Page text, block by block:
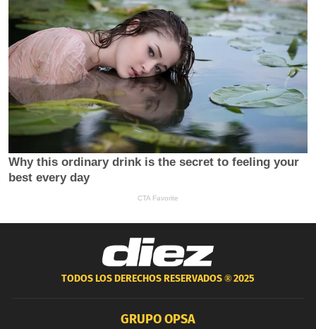
TODOS LOS DERECHOS RESERVADOS ®2025
GRUPO OPSA